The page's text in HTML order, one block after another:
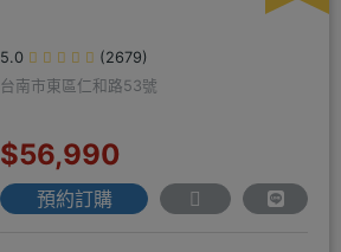
5.0
(2679)
台南市東區仁和路53號
$56,990
預約訂購